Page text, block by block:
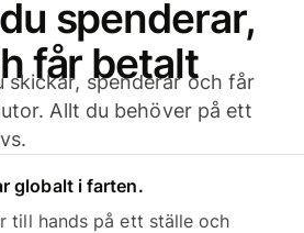
spenderar,
får betalt
skickar, spenderar och får
Allt du behöver på ett
globalt i farten.
till hands på ett ställe och